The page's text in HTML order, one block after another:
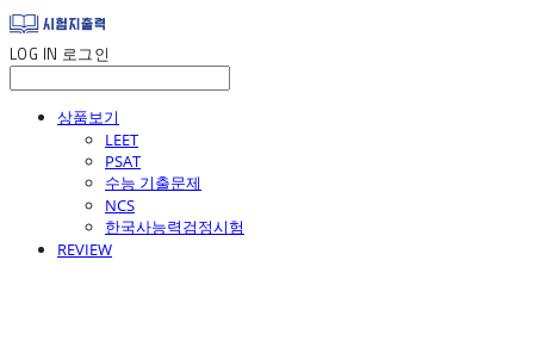
LOG IN 로그인
상품보기
LEET
PSAT
수능 기출문제
NCS
한국사능력검정시험
REVIEW